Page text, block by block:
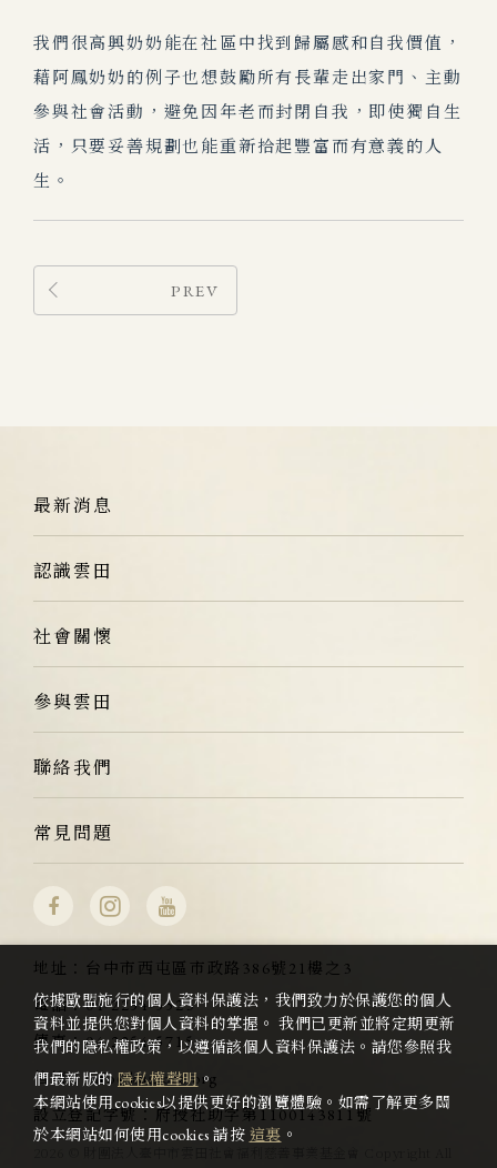
我們很高興奶奶能在社區中找到歸屬感和自我價值，
藉阿鳳奶奶的例子也想鼓勵所有長輩走出家門、主動
參與社會活動，避免因年老而封閉自我，即使獨自生
活，只要妥善規劃也能重新拾起豐富而有意義的人
生。
PREV
最新消息
認識雲田
社會關懷
參與雲田
聯絡我們
常見問題
地址：
台中市西屯區市政路386號21樓之3
電話：04-2254-5523
傳真：04-2254-5715
信箱：info@kumota.org
設立登記字號：府授社助字第1100143811號
依據歐盟施行的個人資料保護法，我們致力於保護您的個人
資料並提供您對個人資料的掌握。 我們已更新並將定期更新
我們的隱私權政策，以遵循該個人資料保護法。請您參照我
們最新版的隱私權聲明。
本網站使用cookies以提供更好的瀏覽體驗。如需了解更多關
於本網站如何使用cookies 請按 這裏 。